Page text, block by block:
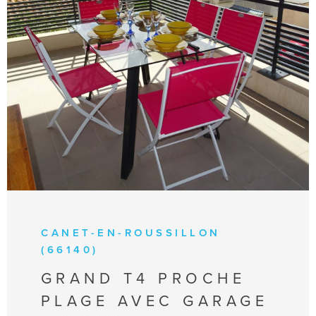
CANET-EN-ROUSSILLON
(66140)
GRAND T4 PROCHE
PLAGE AVEC GARAGE
VOIR LE BIEN